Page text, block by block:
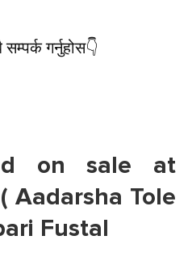
गर्नुहोस👇️
on sale at
Aadarsha Tole
Fustal